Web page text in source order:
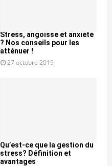
Stress, angoisse et anxiété
? Nos conseils pour les
atténuer !
27 octobre 2019
Qu’est-ce que la gestion du
stress? Définition et
avantages